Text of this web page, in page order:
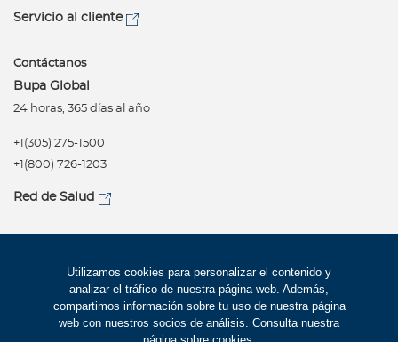
Utilizamos cookies para personalizar el contenido y
analizar el tráfico de nuestra página web. Además,
compartimos información sobre tu uso de nuestra página
web con nuestros socios de análisis. Consulta nuestra
Servicio al cliente
Contáctanos
Bupa Global
24 horas, 365 días al año
+1(305) 275-1500
+1(800) 726-1203
Red de Salud
Política de privacidad
Términos de uso
Accesibilidad